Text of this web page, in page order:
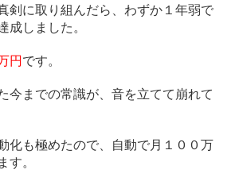
剣に取り組んだら、わずか１年弱で
成しました。
円です。
今までの常識が、音を立てて崩れて
化も極めたので、自動で月１００万
す。